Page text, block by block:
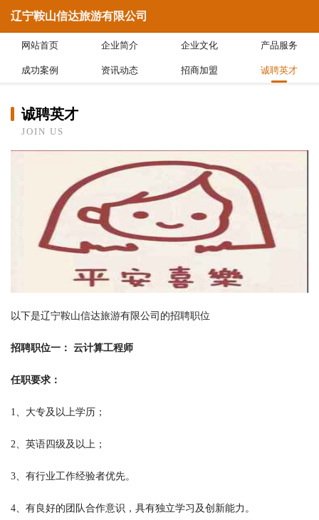
辽宁鞍山信达旅游有限公司
网站首页 企业简介 企业文化 产品服务
成功案例 资讯动态 招商加盟 诚聘英才
诚聘英才
JOIN US
以下是辽宁鞍山信达旅游有限公司的招聘职位
招聘职位一： 云计算工程师
任职要求：
1、大专及以上学历；
2、英语四级及以上；
3、有行业工作经验者优先。
4、有良好的团队合作意识，具有独立学习及创新能力。